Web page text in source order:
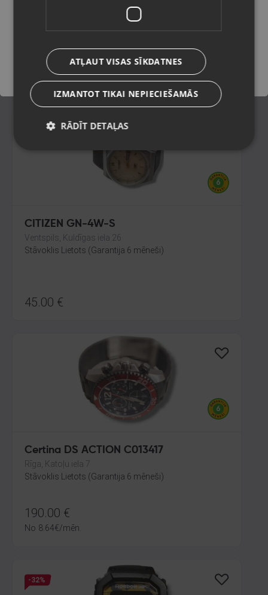
Stāvoklis Lietots (Garantija 6 mēneši)
60.00
2.73€/mēn.
CITIZEN GN-4W-S
Ventspils, Kuldīgas iela 26
Stāvoklis Lietots (Garantija 6 mēneši)
45.00 €
Certina DS ACTION C013417
Rīga, Katoļu iela 7
Stāvoklis Lietots (Garantija 6 mēneši)
190.00 €
No 8.64€/mēn.
-32%
Saglabāt
ATĻAUT VISAS SĪKDATNES
IZMANTOT TIKAI NEPIECIEŠAMĀS
RĀDĪT DETAĻAS